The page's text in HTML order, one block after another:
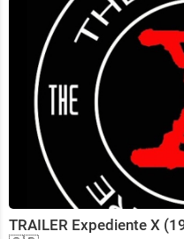
TRAILER Expediente X